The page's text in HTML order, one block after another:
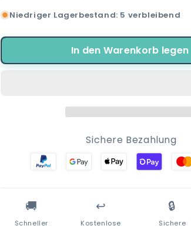
die
Menge
Minnie
Kinder
die
Menge
Minnie
Maus
Kinder
Niedriger Lagerbestand: 5 verbleibend
In den Warenkorb legen
Sichere Bezahlung
🚚
Schneller
↩️
Kostenlose
🔒
Sichere